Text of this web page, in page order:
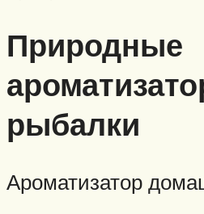
Природные
рыбалки
Ароматизатор